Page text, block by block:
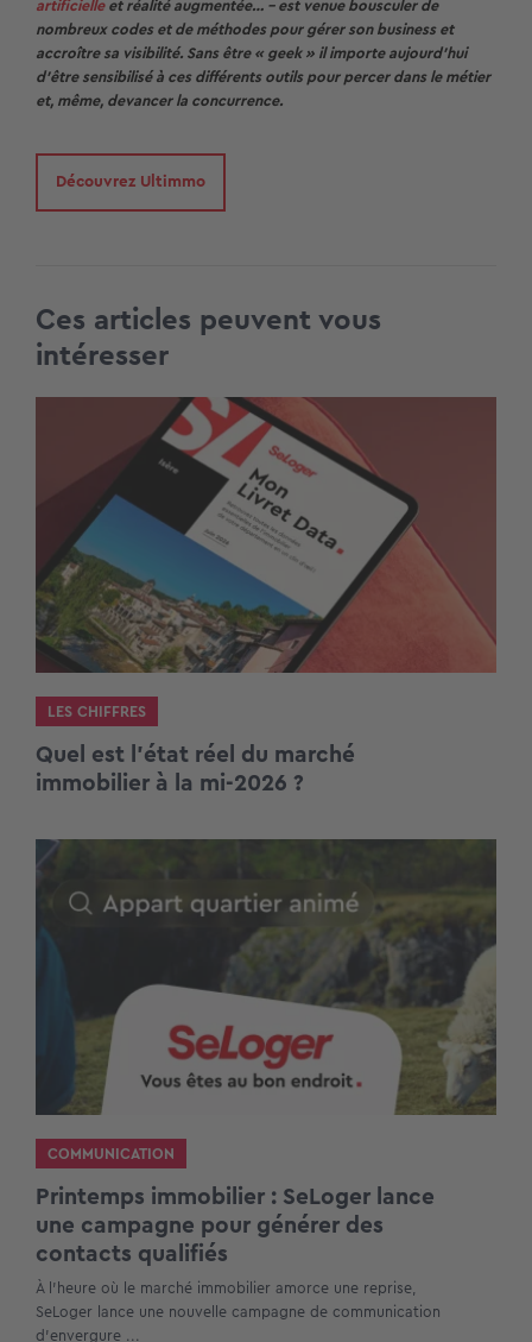
artificielleet réalité augmentée… – est venue bousculer de
nombreux codes et de méthodes pour gérer son business et
accroître sa visibilité. Sans être « geek » il importe aujourd’hui
d’être sensibilisé à ces différents outils pour percer dans le métier
et, même, devancer la concurrence.
Découvrez Ultimmo
Ces articles peuvent vous
intéresser
LES CHIFFRES
Quel est l’état réel du marché
immobilier à la mi-2026 ?
COMMUNICATION
Printemps immobilier : SeLoger lance
une campagne pour générer des
contacts qualifiés
À l’heure où le marché immobilier amorce une reprise,
SeLoger lance une nouvelle campagne de communication
d’envergure ...